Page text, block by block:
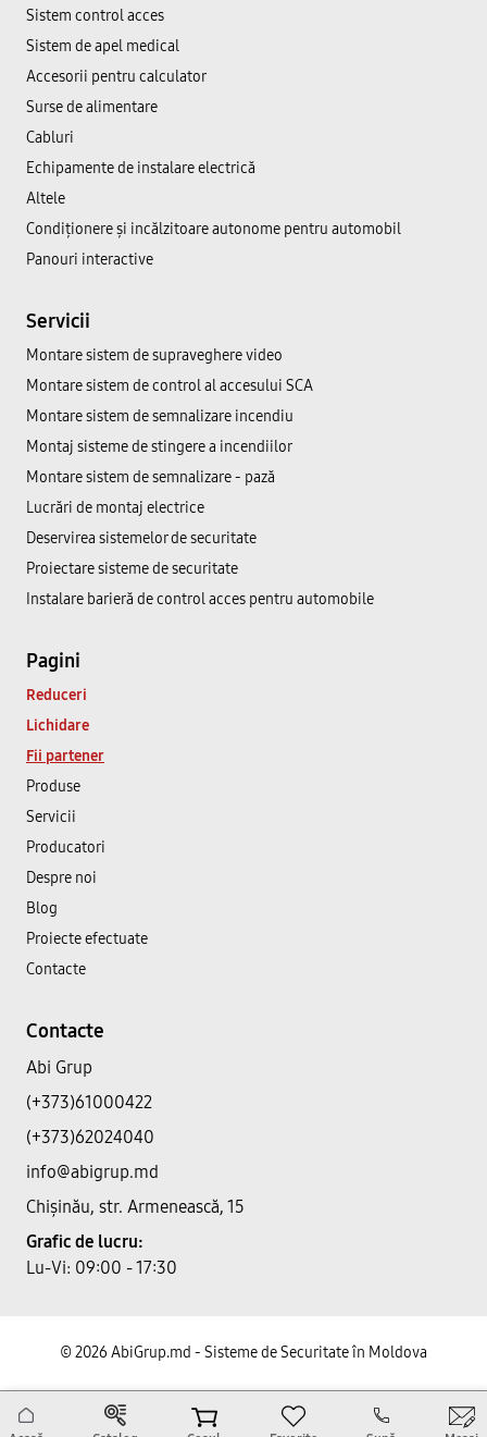
Sistem control acces
Sistem de apel medical
Accesorii pentru calculator
Surse de alimentare
Cabluri
Echipamente de instalare electrică
Altele
Condiționere și incălzitoare autonome pentru automobil
Panouri interactive
Servicii
Montare sistem de supraveghere video
Montare sistem de control al accesului SCA
Montare sistem de semnalizare incendiu
Montaj sisteme de stingere a incendiilor
Montare sistem de semnalizare - pază
Lucrări de montaj electrice
Deservirea sistemelor de securitate
Proiectare sisteme de securitate
Instalare barieră de control acces pentru automobile
Pagini
Reduceri
Lichidare
Fii partener
Produse
Servicii
Producatori
Despre noi
Blog
Proiecte efectuate
Contacte
Contacte
Abi Grup
(+373)61000422
(+373)62024040
info@abigrup.md
Chișinău, str. Armenească, 15
Grafic de lucru:
Lu-Vi: 09:00 - 17:30
© 2026 AbiGrup.md - Sisteme de Securitate în Moldova